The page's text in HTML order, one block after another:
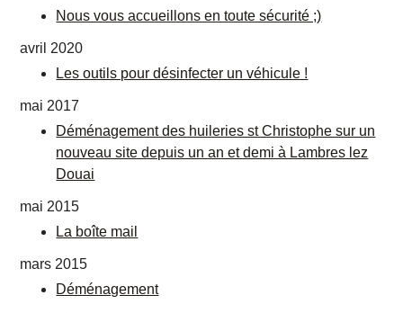
Nous vous accueillons en toute sécurité ;)
avril 2020
Les outils pour désinfecter un véhicule !
mai 2017
Déménagement des huileries st Christophe sur un
nouveau site depuis un an et demi à Lambres lez
Douai
mai 2015
La boîte mail
mars 2015
Déménagement